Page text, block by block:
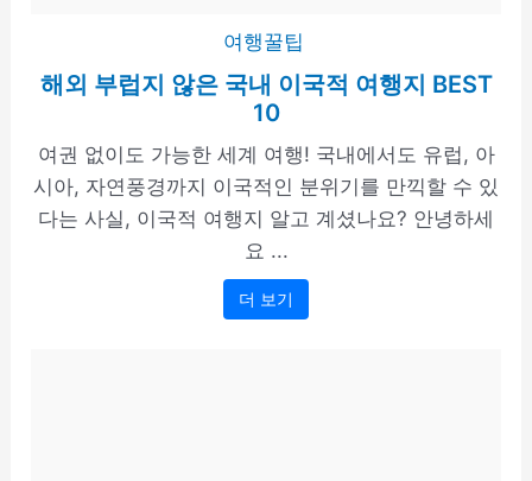
여행꿀팁
해외 부럽지 않은 국내 이국적 여행지 BEST
10
여권 없이도 가능한 세계 여행! 국내에서도 유럽, 아
시아, 자연풍경까지 이국적인 분위기를 만끽할 수 있
다는 사실, 이국적 여행지 알고 계셨나요? 안녕하세
요 ...
더 보기